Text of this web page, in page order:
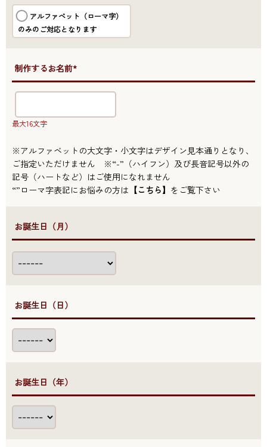
アルファベット（ローマ字）
のみのご対応となります
●制作するお名前*
最大16文字
※アルファベットの大文字・小文字はデザイン見本通りとなり、
ご指定いただけません ※“-”（ハイフン）及び長音記号以外の
記号（ハートなど）はご使用になれません
“”ローマ字表記にお悩みの方は 【こちら】 をご覧下さい
●お誕生日（月）
●お誕生日（日）
●お誕生日（年）